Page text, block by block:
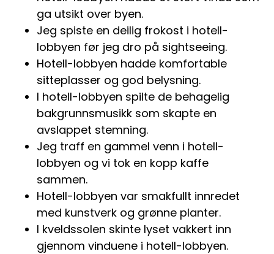
ga utsikt over byen.
Jeg spiste en deilig frokost i hotell-
lobbyen før jeg dro på sightseeing.
Hotell-lobbyen hadde komfortable
sitteplasser og god belysning.
I hotell-lobbyen spilte de behagelig
bakgrunnsmusikk som skapte en
avslappet stemning.
Jeg traff en gammel venn i hotell-
lobbyen og vi tok en kopp kaffe
sammen.
Hotell-lobbyen var smakfullt innredet
med kunstverk og grønne planter.
I kveldssolen skinte lyset vakkert inn
gjennom vinduene i hotell-lobbyen.